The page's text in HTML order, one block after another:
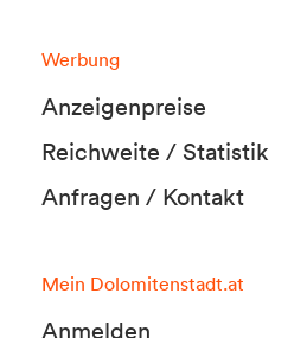
Werbung
Anzeigenpreise
Reichweite / Statistik
Anfragen / Kontakt
Mein Dolomitenstadt.at
Anmelden